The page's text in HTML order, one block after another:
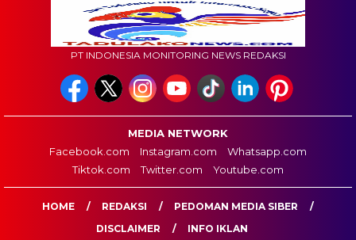
PT INDONESIA MONITORING NEWS REDAKSI
MEDIA NETWORK
Facebook.com
Instagram.com
Whatsapp.com
Tiktok.com
Twitter.com Youtube.com
HOME REDAKSI
PEDOMAN MEDIA SIBER
DISCLAIMER
INFO IKLAN